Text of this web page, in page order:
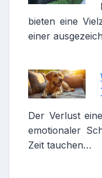
bieten eine
einer
Der Verlust
emotionaler
Zeit tauchen…